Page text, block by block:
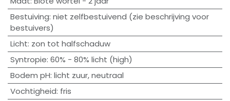
Bestuiving: niet zelfbestuivend (zie beschrijving voor
bestuivers)
Licht: zon tot halfschaduw
Syntropie: 60% - 80% licht (high)
Bodem pH: licht zuur,neutraal
Vochtigheid: fris